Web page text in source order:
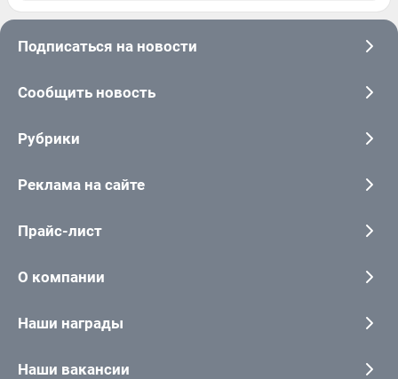
Подписаться на новости
Сообщить новость
Рубрики
Реклама на сайте
Прайс-лист
О компании
Наши награды
Наши вакансии